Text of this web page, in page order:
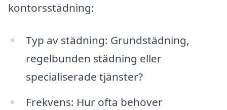
kontorsstädning:
Typ av städning: Grundstädning,
regelbunden städning eller
specialiserade tjänster?
Frekvens: Hur ofta behöver